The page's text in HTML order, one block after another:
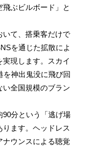
ぶビルボード」と
いて、搭乗客だけで
を通じた拡散によ
実現します。スカイ
を神出鬼没に飛び回
い全国規模のブラン
分という「逃げ場
ます。ヘッドレス
ナウンスによる聴覚